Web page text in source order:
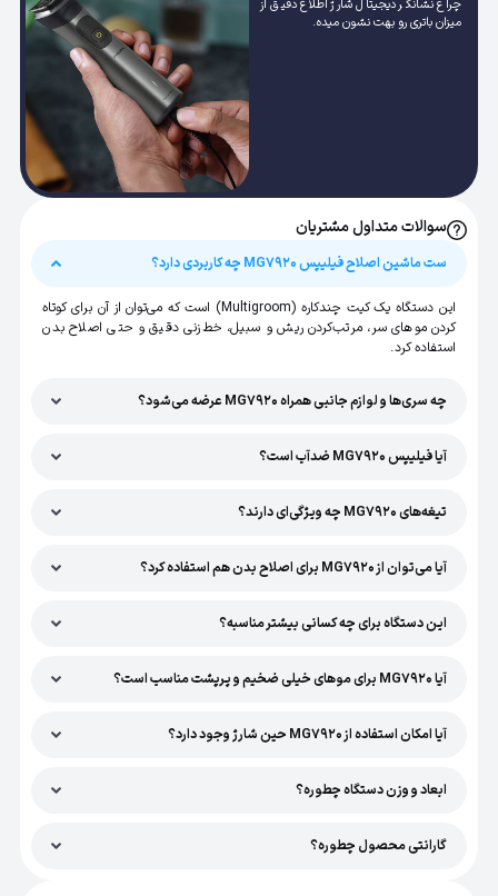
چراغ نشانگر دیجیتال شارژ اطلاع دقیق از
میزان باتری رو بهت نشون میده.
سوالات متداول مشتریان
ست ماشین اصلاح فیلیپس MG7920 چه کاربردی دارد؟
این دستگاه یک کیت چندکاره (Multigroom) است که می‌توان از آن برای کوتاه
کردن موهای سر، مرتب‌کردن ریش و سبیل، خط‌زنی دقیق و حتی اصلاح بدن
استفاده کرد.
چه سری‌ها و لوازم جانبی همراه MG7920 عرضه می‌شود؟
آیا فیلیپس MG7920 ضدآب است؟
تیغه‌های MG7920 چه ویژگی‌ای دارند؟
آیا می‌توان از MG7920 برای اصلاح بدن هم استفاده کرد؟
این دستگاه برای چه کسانی بیشتر مناسبه؟
آیا MG7920 برای موهای خیلی ضخیم و پرپشت مناسب است؟
آیا امکان استفاده از MG7920 حین شارژ وجود دارد؟
ابعاد و وزن دستگاه چطوره؟
گارانتی محصول چطوره؟